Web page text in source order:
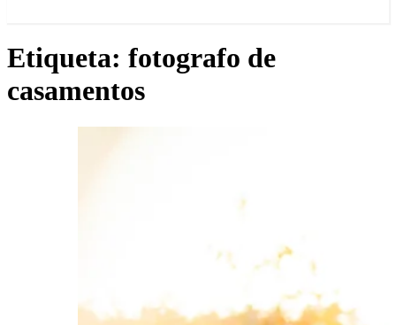
Etiqueta: fotografo de
casamentos